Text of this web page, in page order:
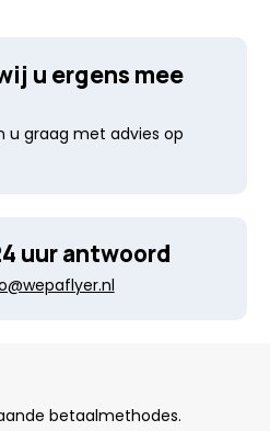
u ergens mee
u graag met advies op
uur antwoord
betaalmethodes.